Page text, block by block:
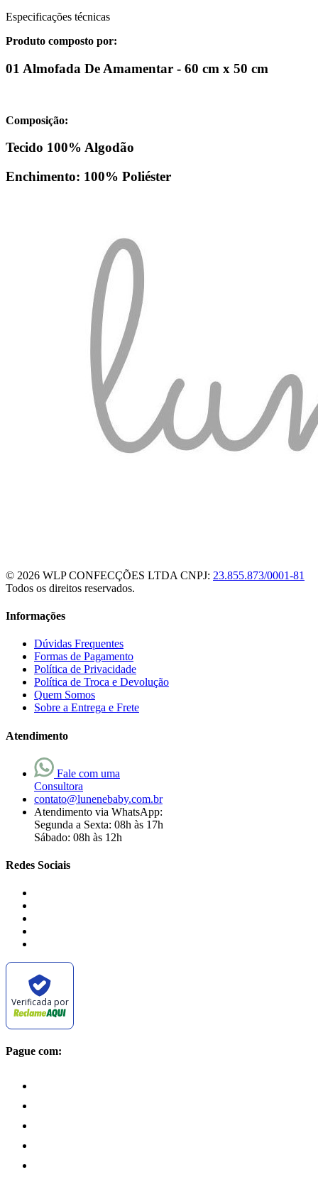
Especificações técnicas
Produto composto por:
01 Almofada De Amamentar - 60 cm x 50 cm
Composição:
Tecido 100% Algodão
Enchimento: 100% Poliéster
© 2026 WLP CONFECÇÕES LTDA CNPJ: 23.855.873/0001-81
Todos os direitos reservados.
Informações
Dúvidas Frequentes
Formas de Pagamento
Política de Privacidade
Política de Troca e Devolução
Quem Somos
Sobre a Entrega e Frete
Atendimento
Fale com uma
Consultora
contato@lunenebaby.com.br
Atendimento via WhatsApp:
Segunda a Sexta: 08h às 17h
Sábado: 08h às 12h
Redes Sociais
Verificada por
Pague com: